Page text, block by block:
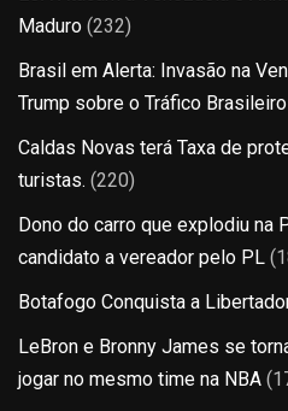
Maduro (232)
Brasil em Alerta: Invasão na
Trump sobre o Tráfico Brasileiro
Caldas Novas terá Taxa de
turistas. (220)
Dono do carro que explodiu na
candidato a vereador pelo PL
Botafogo Conquista a
LeBron e Bronny James se
jogar no mesmo time na NBA